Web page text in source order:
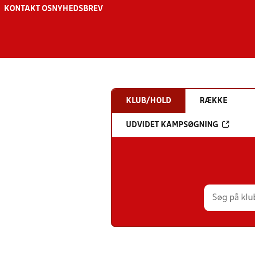
KONTAKT OS NYHEDSBREV
KLUB/HOLD RÆKKE
UDVIDET KAMPSØGNING